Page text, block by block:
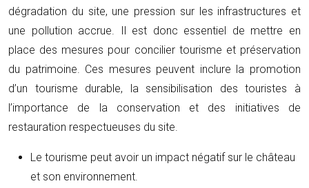
dégradation du site, une pression sur les infrastructures et
une pollution accrue. Il est donc essentiel de mettre en
place des mesures pour concilier tourisme et préservation
du patrimoine. Ces mesures peuvent inclure la promotion
d’un tourisme durable, la sensibilisation des touristes à
l’importance de la conservation et des initiatives de
restauration respectueuses du site.
Le tourisme peut avoir un impact négatif sur le château
et son environnement.